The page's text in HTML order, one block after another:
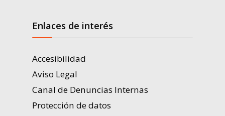
Enlaces de interés
Accesibilidad
Aviso Legal
Canal de Denuncias Internas
Protección de datos